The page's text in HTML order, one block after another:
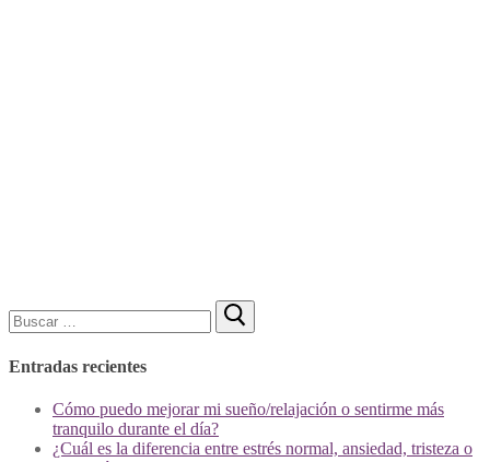
Buscar:
Entradas recientes
Cómo puedo mejorar mi sueño/relajación o sentirme más
tranquilo durante el día?
¿Cuál es la diferencia entre estrés normal, ansiedad, tristeza o